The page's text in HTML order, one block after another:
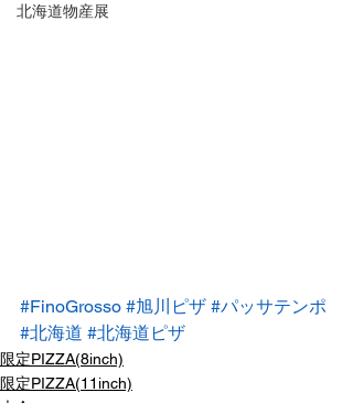
北海道物産展
#FinoGrosso #旭川ピザ #パッサテンポ
#北海道 #北海道ピザ
限定PIZZA(8inch)
限定PIZZA(11inch)